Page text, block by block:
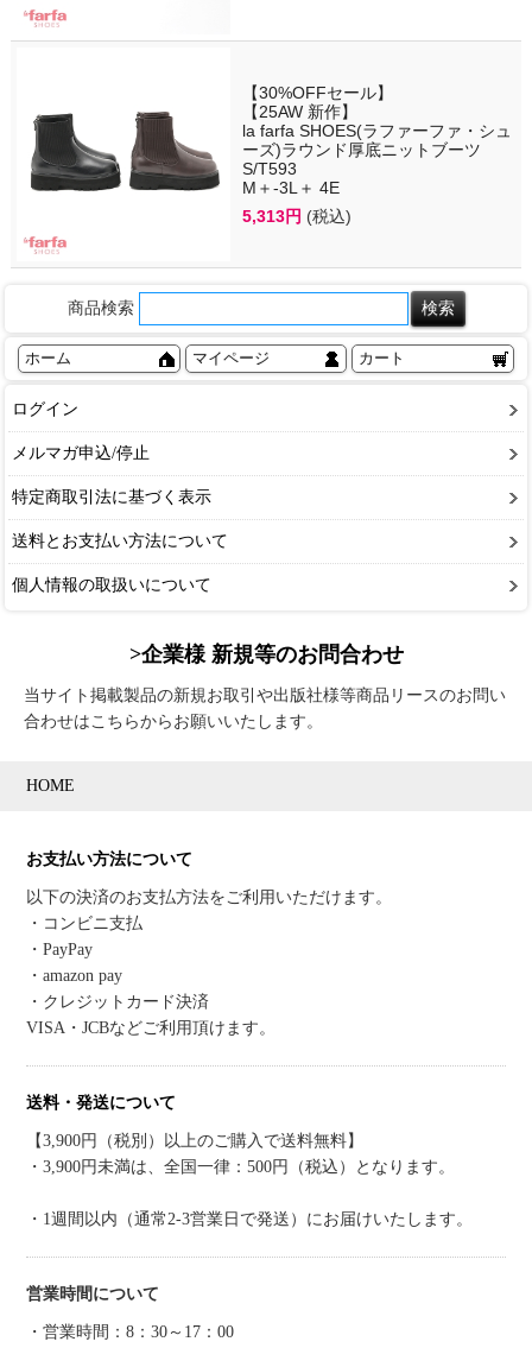
【30%OFFセール】
【25AW 新作】
la farfa SHOES(ラファーファ・シュ
ーズ)ラウンド厚底ニットブーツ
S/T593
M＋-3L＋ 4E
5,313円 (税込)
商品検索
ホーム マイページ カート
ログイン
メルマガ申込/停止
特定商取引法に基づく表示
送料とお支払い方法について
個人情報の取扱いについて
>企業様 新規等のお問合わせ
当サイト掲載製品の新規お取引や出版社様等商品リースのお問い
合わせはこちらからお願いいたします。
HOME
お支払い方法について
以下の決済のお支払方法をご利用いただけます。
・コンビニ支払
・PayPay
・amazon pay
・クレジットカード決済
VISA・JCBなどご利用頂けます。
送料・発送について
【3,900円（税別）以上のご購入で送料無料】
・3,900円未満は、全国一律：500円（税込）となります。
・1週間以内（通常2-3営業日で発送）にお届けいたします。
営業時間について
・営業時間：8：30～17：00